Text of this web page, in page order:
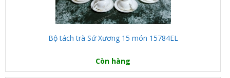
Bộ tách trà Sứ Xương 15 món 15784EL
Còn hàng